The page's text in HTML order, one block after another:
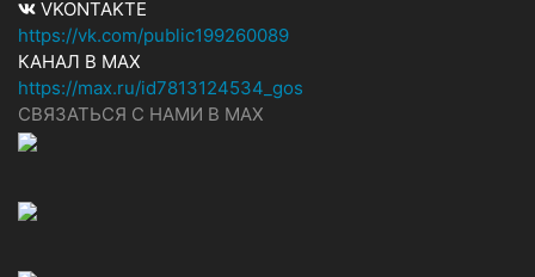
VKONTAKTE
https://vk.com/public199260089
КАНАЛ В MAX
https://max.ru/id7813124534_gos
СВЯЗАТЬСЯ С НАМИ В МАХ